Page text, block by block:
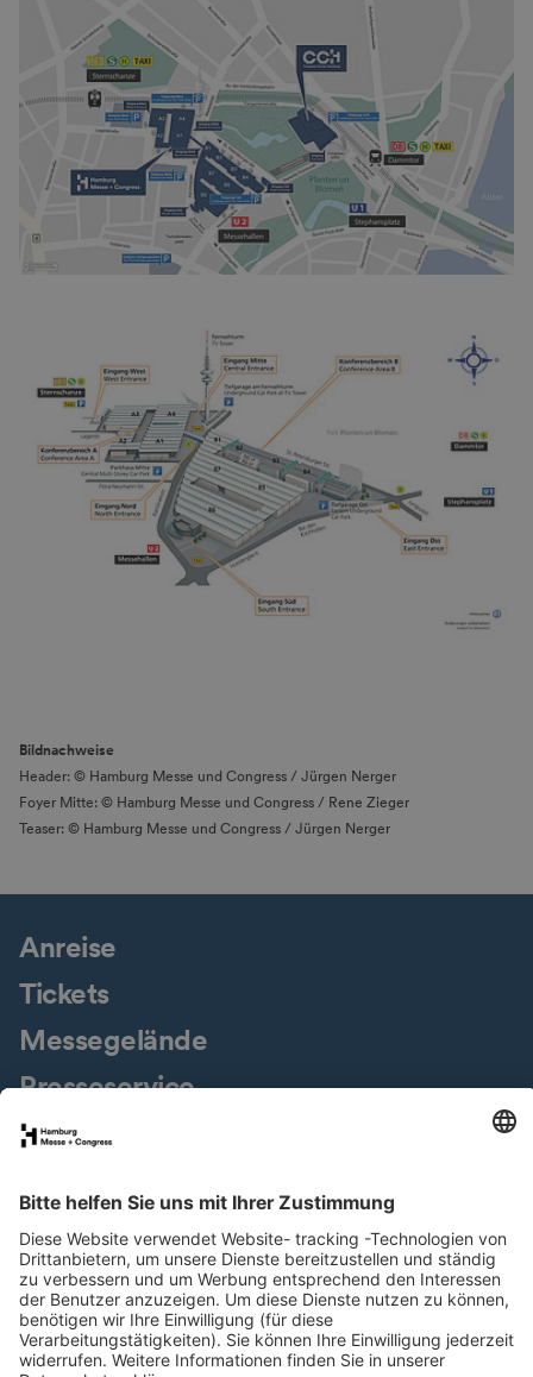
Bildnachweise
Header: © Hamburg Messe und Congress / Jürgen Nerger
Foyer Mitte: © Hamburg Messe und Congress / Rene Zieger
Teaser: © Hamburg Messe und Congress / Jürgen Nerger
Anreise
Tickets
Messegelände
Presseservice
Downloads
Nachhaltigkeit
Newsletter
LinkedIn
XINGInstagram
YouTube
Facebook